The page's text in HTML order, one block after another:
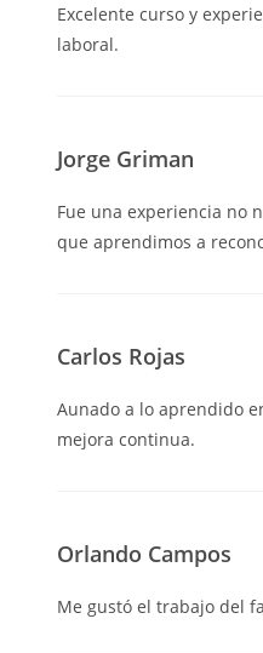
Excelente curso y
laboral.
Jorge Griman
Fue una experiencia no
que aprendimos a
Carlos Rojas
Aunado a lo aprendido
mejora continua.
Orlando Campos
Me gustó el trabajo del